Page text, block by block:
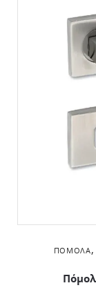
ΠΌΜΟΛΑ,